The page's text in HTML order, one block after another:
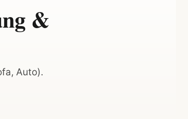
&
Auto).